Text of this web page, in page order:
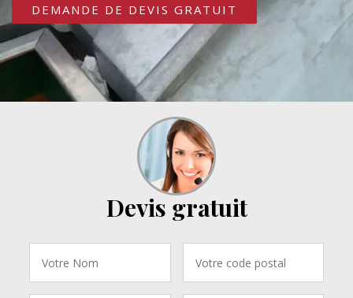
DEMANDE DE DEVIS GRATUIT
Devis gratuit